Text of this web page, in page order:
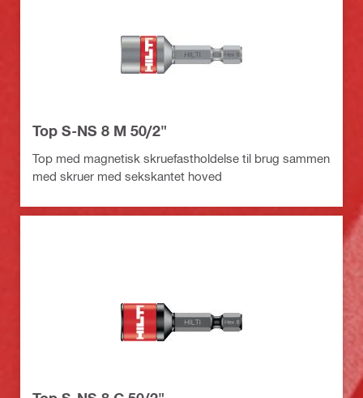
Top S-NS 8 M 50/2"
Top med magnetisk skruefastholdelse til brug sammen
med skruer med sekskantet hoved